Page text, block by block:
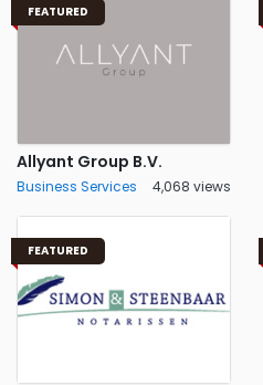
FEATURED
Allyant Group B.V.
Business Services 4,068 views
FEATURED